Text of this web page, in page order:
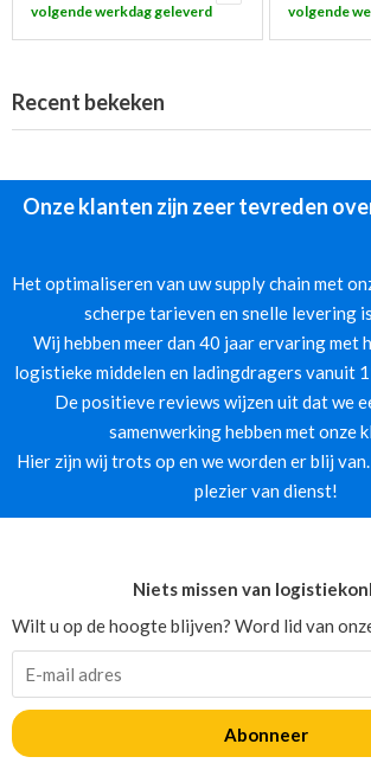
volgende werkdag geleverd
volgende
Recent bekeken
Onze klanten zijn zeer tevreden
Het optimaliseren van uw supply chain met
scherpe tarieven en snelle levering
Wij hebben meer dan 40 jaar ervaring met
logistieke middelen en ladingdragers vanuit
De positieve reviews wijzen uit dat we
samenwerking hebben met onze
Hier zijn wij trots op en we worden er blij
plezier van dienst!
Niets missen van
Wilt u op de hoogte blijven? Word lid van
Abonneer